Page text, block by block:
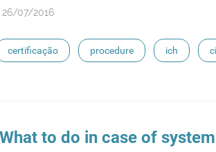
26/07/2016
certificação procedure ich
What to do in case of